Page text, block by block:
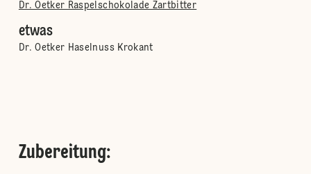
Dr. Oetker Raspelschokolade Zartbitter
etwas
Dr. Oetker Haselnuss Krokant
Zubereitung: